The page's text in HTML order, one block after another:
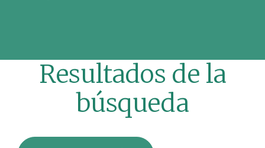
Resultados de la
búsqueda